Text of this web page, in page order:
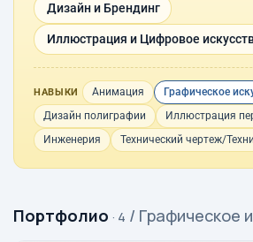
Дизайн и Брендинг
Иллюстрация и Цифровое
НАВЫКИ Анимация
Графическое
Дизайн полиграфии
Иллюстрация
Инженерия
Технический чертеж/
Портфолио · 4 / Графическое